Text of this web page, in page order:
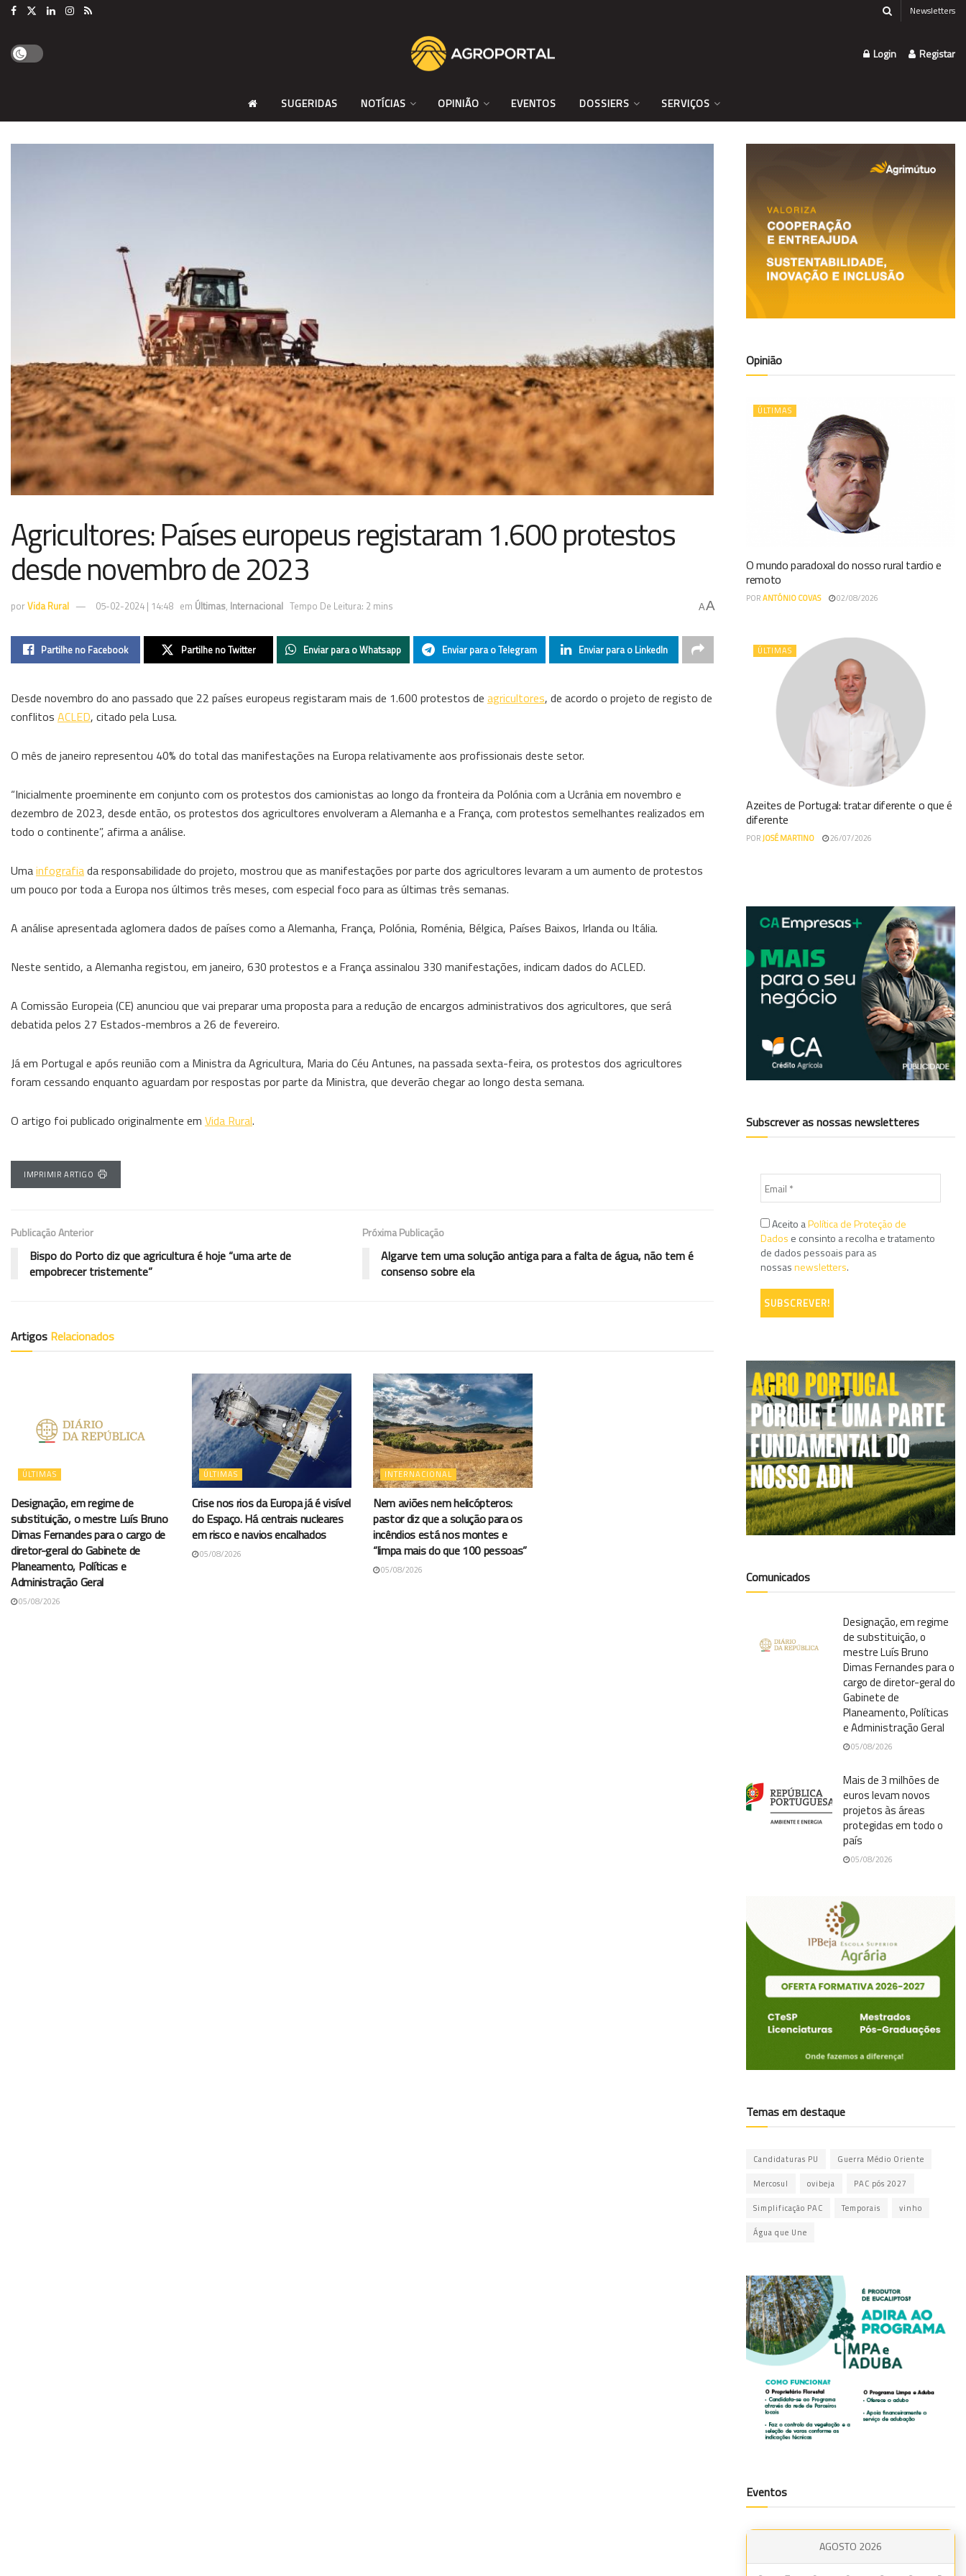
Newsletters
Login Registar
SUGERIDAS NOTÍCIAS OPINIÃO EVENTOS DOSSIERS SERVIÇOS
Agricultores: Países europeus registaram 1.600 protestos
desde novembro de 2023
porVida Rural 05-02-2024 | 14:48 em Últimas, Internacional Tempo De Leitura: 2 mins AA
Partilhe no Facebook Partilhe no Twitter Enviar para o Whatsapp Enviar para o Telegram Enviar para o LinkedIn
Desde novembro do ano passado que 22 países europeus registaram mais de 1.600 protestos de agricultores, de acordo o projeto de registo de
conflitos ACLED, citado pela Lusa.
O mês de janeiro representou 40% do total das manifestações na Europa relativamente aos profissionais deste setor.
“Inicialmente proeminente em conjunto com os protestos dos camionistas ao longo da fronteira da Polónia com a Ucrânia em novembro e
dezembro de 2023, desde então, os protestos dos agricultores envolveram a Alemanha e a França, com protestos semelhantes realizados em
todo o continente”, afirma a análise.
Umainfografiada responsabilidade do projeto, mostrou que as manifestações por parte dos agricultores levaram a um aumento de protestos
um pouco por toda a Europa nos últimos três meses, com especial foco para as últimas três semanas.
A análise apresentada aglomera dados de países como a Alemanha, França, Polónia, Roménia, Bélgica, Países Baixos, Irlanda ou Itália.
Neste sentido, a Alemanha registou, em janeiro, 630 protestos e a França assinalou 330 manifestações, indicam dados do ACLED.
A Comissão Europeia (CE) anunciou que vai preparar uma proposta para a redução de encargos administrativos dos agricultores, que será
debatida pelos 27 Estados-membros a 26 de fevereiro.
Já em Portugal e após reunião com a Ministra da Agricultura, Maria do Céu Antunes, na passada sexta-feira, os protestos dos agricultores
foram cessando enquanto aguardam por respostas por parte da Ministra, que deverão chegar ao longo desta semana.
O artigo foi publicado originalmente em Vida Rural.
IMPRIMIR ARTIGO
Publicação Anterior
Bispo do Porto diz que agricultura é hoje “uma arte de
empobrecer tristemente”
Próxima Publicação
Algarve tem uma solução antiga para a falta de água, não tem é
consenso sobre ela
Artigos Relacionados
ÚLTIMAS
Designação, em regime de
substituição, o mestre Luís Bruno
Dimas Fernandes para o cargo de
diretor-geral do Gabinete de
Planeamento, Políticas e
Administração Geral
05/08/2026
ÚLTIMAS
Crise nos rios da Europa já é visível
do Espaço. Há centrais nucleares
em risco e navios encalhados
05/08/2026
INTERNACIONAL
Nem aviões nem helicópteros:
pastor diz que a solução para os
incêndios está nos montes e
“limpa mais do que 100 pessoas”
05/08/2026
Opinião
ÚLTIMAS
O mundo paradoxal do nosso rural tardio e
remoto
PORANTÓNIO COVAS 02/08/2026
ÚLTIMAS
Azeites de Portugal: tratar diferente o que é
diferente
PORJOSÉ MARTINO 26/07/2026
Subscrever as nossas newsletteres
Aceito aPolítica de Proteção de
Dados e consinto a recolha e tratamento
de dados pessoais para as
nossasnewsletters.
Comunicados
Designação, em regime
de substituição, o
mestre Luís Bruno
Dimas Fernandes para o
cargo de diretor-geral do
Gabinete de
Planeamento, Políticas
e Administração Geral
05/08/2026
Mais de 3 milhões de
euros levam novos
projetos às áreas
protegidas em todo o
país
05/08/2026
Temas em destaque
Candidaturas PU Guerra Médio Oriente
Mercosul ovibeja PAC pós 2027
Simplificação PAC Temporais vinho
Água que Une
Eventos
AGOSTO 2026